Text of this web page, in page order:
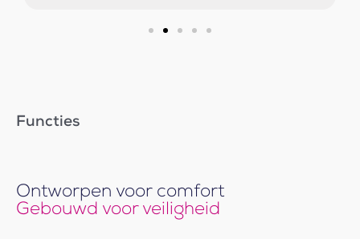
Functies
Ontworpen voor comfort
Gebouwd voor veiligheid